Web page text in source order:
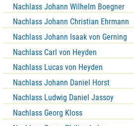
Nachlass Johann Wilhelm Boegner
Nachlass Johann Christian Ehrmann
Nachlass Johann Isaak von Gerning
Nachlass Carl von Heyden
Nachlass Lucas von Heyden
Nachlass Johann Daniel Horst
Nachlass Ludwig Daniel Jassoy
Nachlass Georg Kloss